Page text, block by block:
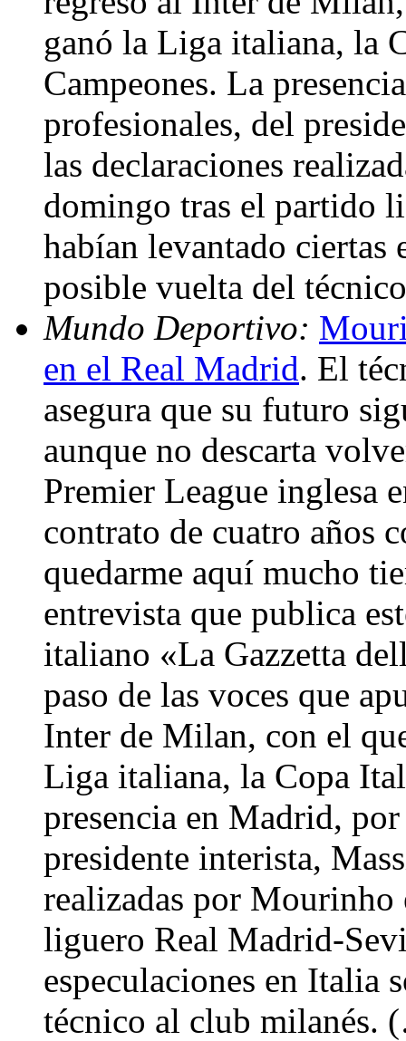
ganó la Liga italiana, la
Campeones. La
profesionales, del
las declaraciones
domingo tras el partido
habían levantado ciertas
posible vuelta del
Mundo Deportivo:
en el Real Madrid. El
asegura que su futuro
aunque no descarta
Premier League inglesa
contrato de cuatro años
quedarme aquí mucho
entrevista que publica
italiano «La Gazzetta
paso de las voces que
Inter de Milan, con el
Liga italiana, la Copa
presencia en Madrid,
presidente interista,
realizadas por
liguero Real Madrid-
especulaciones en Italia
técnico al club milanés.